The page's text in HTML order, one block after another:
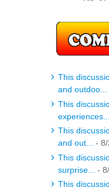
This
and outdoo...
This
experiences...
This
and out...
-
This
surprise...
-
This